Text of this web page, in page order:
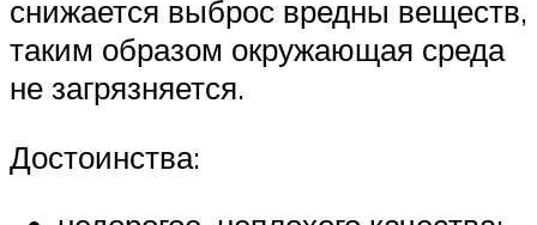
снижается выброс вредны веществ,
таким образом окружающая среда
не загрязняется.
Достоинства: